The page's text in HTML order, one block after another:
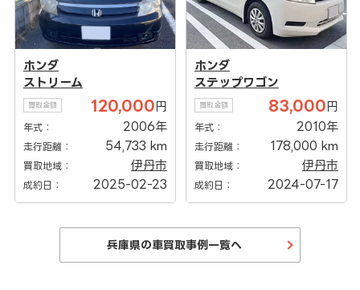
ホンダ
ストリーム
買取金額 120,000 円
年式： 2006年
走行距離： 54,733 km
買取地域： 伊丹市
成約日： 2025-02-23
ホンダ
ステップワゴン
買取金額 83,000 円
年式： 2010年
走行距離： 178,000 km
買取地域： 伊丹市
成約日： 2024-07-17
兵庫県の車買取事例一覧へ